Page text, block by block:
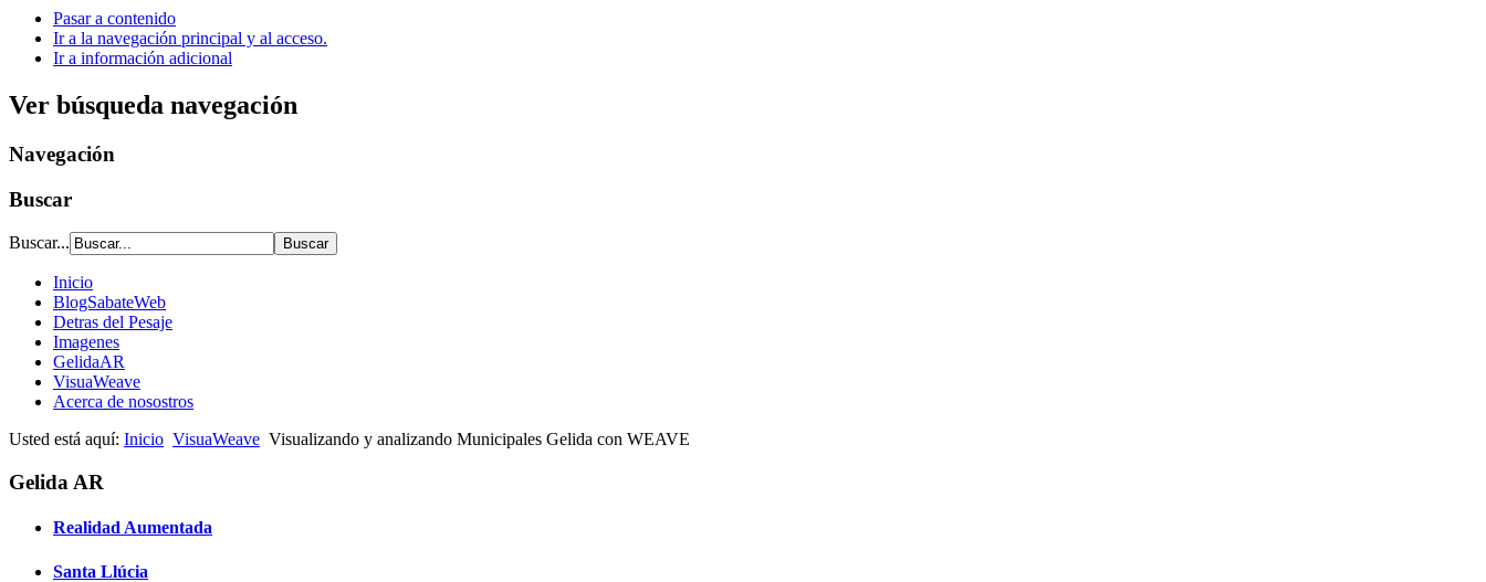
Pasar a contenido
Ir a la navegación principal y al acceso.
Ir a información adicional
Ver búsqueda navegación
Navegación
Buscar
Buscar...
Inicio
BlogSabateWeb
Detras del Pesaje
Imagenes
GelidaAR
VisuaWeave
Acerca de nosostros
Usted está aquí: Inicio VisuaWeave Visualizando y analizando Municipales Gelida con WEAVE
Gelida AR
Realidad Aumentada
Santa Llúcia